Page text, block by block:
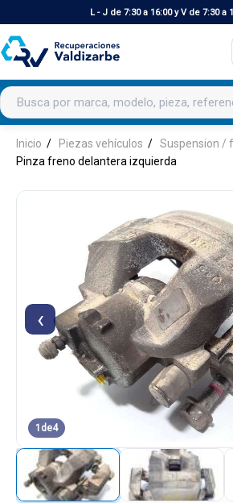
L - J de 7:30 a 16:00 y V de 7:30 a
Buscar productos
Inicio Piezas vehículos
Suspension /
Pinza freno delantera izquierda
‹
1 de4